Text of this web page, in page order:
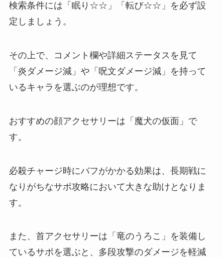
検索条件には「眠り☆☆」「転び☆☆」を必ず設
定しましょう。
その上で、コメント欄や詳細ステータスを見て
「炎ダメージ減」や「呪文ダメージ減」を持って
いるキャラを選ぶのが理想です。
おすすめの顔アクセサリーは「魔犬の仮面」で
す。
必殺チャージ時にバフがかかる効果は、長期戦に
なりがちなサポ攻略において大きな助けとなりま
す。
また、首アクセサリーは「竜のうろこ」を装備し
ているサポを選ぶと、多段攻撃のダメージを軽減